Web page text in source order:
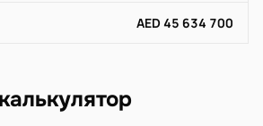
AED 45 634 700